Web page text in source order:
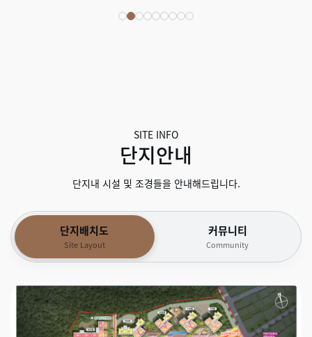
SITE INFO
단지안내
단지내 시설 및 조경들을 안내해드립니다.
단지배치도
Site Layout
커뮤니티
Community